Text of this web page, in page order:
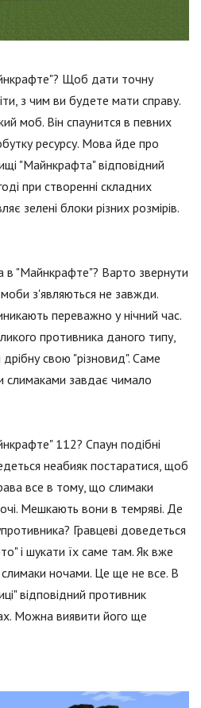
Щоб дати точну
з чим ви будете мати справу.
моб. Він спаунится в певних
ресурсу. Мова йде про
"Майнкрафта" відповідний
при створенні складних
зелені блоки різних розмірів.
в "Майнкрафте"? Варто звернути
моби з'являються не завжди.
переважно у нічний час.
противника даного типу,
свою "різновид". Саме
слимаками завдає чимало
112? Спаун подібні
неабияк постаратися, щоб
все в тому, що слимаки
Мешкають вони в темряві. Де
Гравцеві доведеться
і шукати їх саме там. Як вже
ночами. Це ще не все. В
відповідний противник
Можна виявити його ще